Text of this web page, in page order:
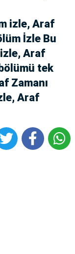
izle, Araf
İzle Bu
Araf
tek
Zamanı
Araf